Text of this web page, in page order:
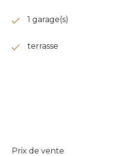
1 garage(s)
terrasse
Prix de vente